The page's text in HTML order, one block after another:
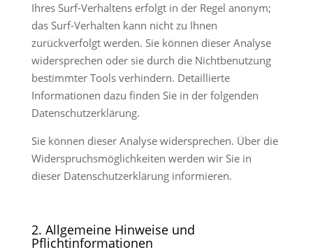
Ihres Surf-Verhaltens erfolgt in der Regel anonym;
das Surf-Verhalten kann nicht zu Ihnen
zurückverfolgt werden. Sie können dieser Analyse
widersprechen oder sie durch die Nichtbenutzung
bestimmter Tools verhindern. Detaillierte
Informationen dazu finden Sie in der folgenden
Datenschutzerklärung.
Sie können dieser Analyse widersprechen. Über die
Widerspruchsmöglichkeiten werden wir Sie in
dieser Datenschutzerklärung informieren.
2. Allgemeine Hinweise und
Pflichtinformationen